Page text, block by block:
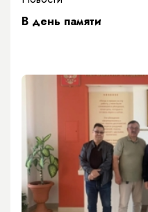
​В день памяти